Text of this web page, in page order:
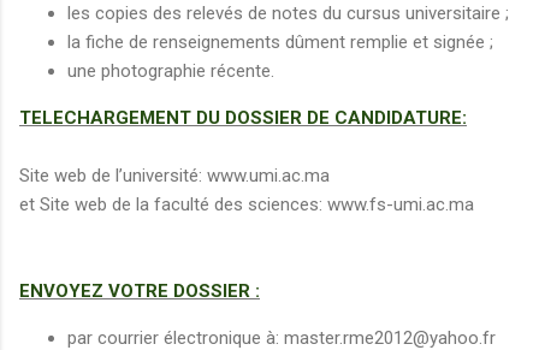
les copies des relevés de notes du cursus universitaire ;
la fiche de renseignements dûment remplie et signée ;
une photographie récente.
TELECHARGEMENT DU DOSSIER DE CANDIDATURE:
Site web de l’université: www.umi.ac.ma
et Site web de la faculté des sciences: www.fs-umi.ac.ma
ENVOYEZ VOTRE DOSSIER :
par courrier électronique à: master.rme2012@yahoo.fr